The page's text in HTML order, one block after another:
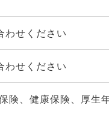
わせください
わせください
険、健康保険、厚生